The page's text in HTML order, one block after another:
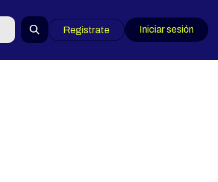
Registrate Iniciar sesión